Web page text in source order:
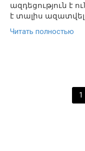
ազդեցություն է
է տալիս ազատվել
Читать полностью
1